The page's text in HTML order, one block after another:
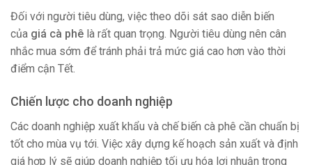
Đối với người tiêu dùng, việc theo dõi sát sao diễn biến
của giá cà phê là rất quan trọng. Người tiêu dùng nên cân
nhắc mua sớm để tránh phải trả mức giá cao hơn vào thời
điểm cận Tết.
Chiến lược cho doanh nghiệp
Các doanh nghiệp xuất khẩu và chế biến cà phê cần chuẩn bị
tốt cho mùa vụ tới. Việc xây dựng kế hoạch sản xuất và định
giá hợp lý sẽ giúp doanh nghiệp tối ưu hóa lợi nhuận trong